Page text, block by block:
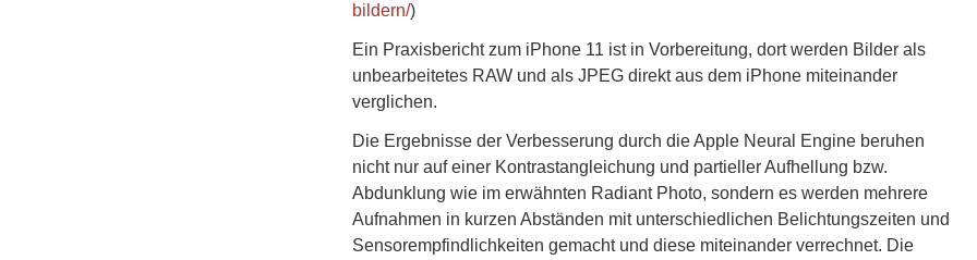
bildern/)
Ein Praxisbericht zum iPhone 11 ist in Vorbereitung, dort werden Bilder als
unbearbeitetes RAW und als JPEG direkt aus dem iPhone miteinander
verglichen.
Die Ergebnisse der Verbesserung durch die Apple Neural Engine beruhen
nicht nur auf einer Kontrastangleichung und partieller Aufhellung bzw.
Abdunklung wie im erwähnten Radiant Photo, sondern es werden mehrere
Aufnahmen in kurzen Abständen mit unterschiedlichen Belichtungszeiten und
Sensorempfindlichkeiten gemacht und diese miteinander verrechnet. Die